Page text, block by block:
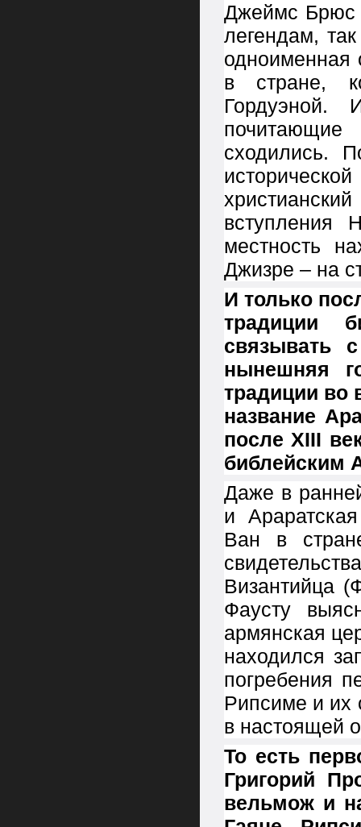
Джеймс Брюс
легендам,
одноименная
в стране,
Гордуэной.
сходились.
местность
Джизре – на
И только
традиции
связывать
нынешняя
традиции во
название
после XIII
библейским
Даже в
и
Ван в
Византийца
Фаусту
армянская
находился
погребения
Рипсиме и их
в настоящей
То есть
Григорий
вельмож и